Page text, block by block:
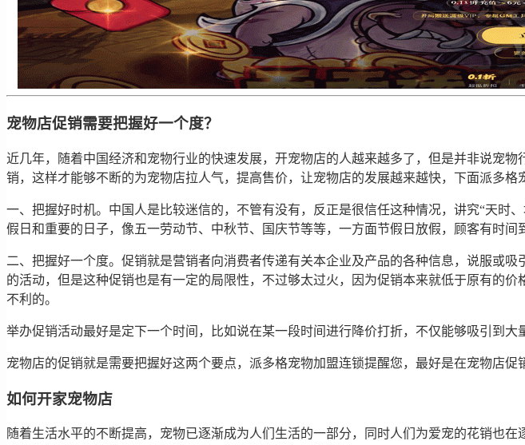
宠物店促销需要把握好一个度？
近几年，随着中国经济和宠物行业的快速发展，开宠物店的人越来越多了，但是并非说宠
销，这样才能够不断的为宠物店拉人气，提高售价，让宠物店的发展越来越快，下面派多格
一、把握好时机。中国人是比较迷信的，不管有没有，反正是很信任这种情况，讲究“天
假日和重要的日子，像五一劳动节、中秋节、国庆节等等，一方面节假日放假，顾客有时
二、把握好一个度。促销就是营销者向消费者传递有关本企业及产品的各种信息，说服或
的活动，但是这种促销也是有一定的局限性，不过够太过火，因为促销本来就低于原有的
不利的。
举办促销活动最好是定下一个时间，比如说在某一段时间进行降价打折，不仅能够吸引到
宠物店的促销就是需要把握好这两个要点，派多格宠物加盟连锁提醒您，最好是在宠物店
如何开家宠物店
随着生活水平的不断提高，宠物已逐渐成为人们生活的一部分，同时人们为爱宠的花销也